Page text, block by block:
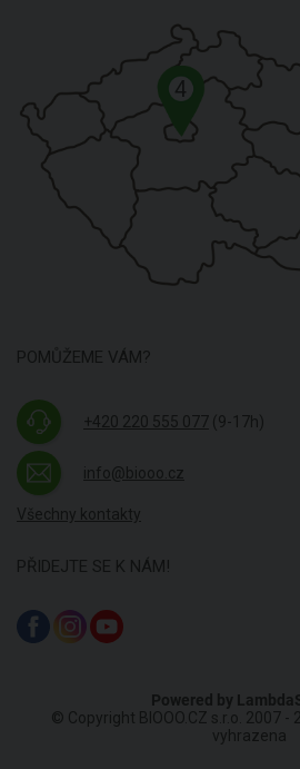
4
POMŮŽEME VÁM?
+420 220 555 077 (9-17h)
info@biooo.cz
Všechny kontakty
PŘIDEJTE SE K NÁM!
Powered by
© Copyright BIOOO.CZ s.r.o. 2007 -
vyhrazena